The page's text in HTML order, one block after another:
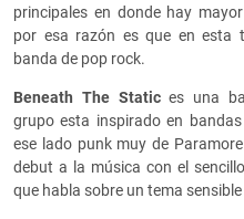
principales en donde hay
por esa razón es que en esta
banda de pop rock.
Beneath The Statices una
grupo esta inspirado en
ese lado punk muy de
debut a la música con el
que habla sobre un tema